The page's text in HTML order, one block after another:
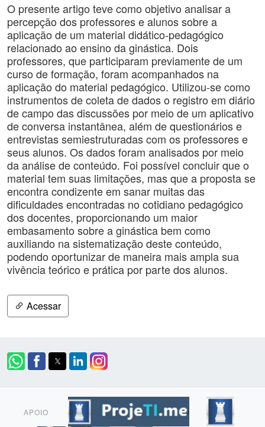
O presente artigo teve como objetivo analisar a
percepção dos professores e alunos sobre a
aplicação de um material didático-pedagógico
relacionado ao ensino da ginástica. Dois
professores, que participaram previamente de um
curso de formação, foram acompanhados na
aplicação do material pedagógico. Utilizou-se como
instrumentos de coleta de dados o registro em diário
de campo das discussões por meio de um aplicativo
de conversa instantânea, além de questionários e
entrevistas semiestruturadas com os professores e
seus alunos. Os dados foram analisados por meio
da análise de conteúdo. Foi possível concluir que o
material tem suas limitações, mas que a proposta se
encontra condizente em sanar muitas das
dificuldades encontradas no cotidiano pedagógico
dos docentes, proporcionando um maior
embasamento sobre a ginástica bem como
auxiliando na sistematização deste conteúdo,
podendo oportunizar de maneira mais ampla sua
vivência teórico e prática por parte dos alunos.
Acessar
APOIO